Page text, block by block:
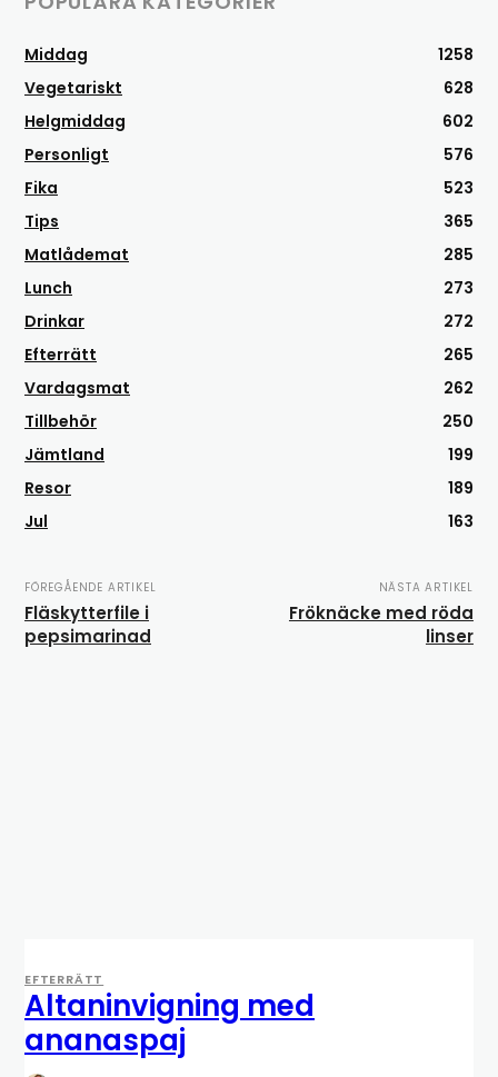
Middag
1258
Vegetariskt
628
Helgmiddag
602
Personligt
576
Fika
523
Tips
365
Matlådemat
285
Lunch
273
Drinkar
272
Efterrätt
265
Vardagsmat
262
Tillbehör
250
Jämtland
199
Resor
189
Jul
163
FÖREGÅENDE ARTIKEL
Fläskytterfile i
pepsimarinad
NÄSTA ARTIKEL
Fröknäcke med röda
linser
EFTERRÄTT
Altaninvigning med
ananaspaj